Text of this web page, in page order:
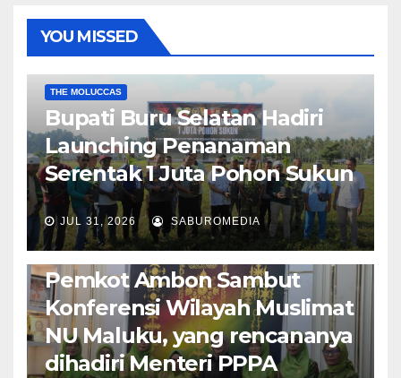
YOU MISSED
THE MOLUCCAS
Bupati Buru Selatan Hadiri
Launching Penanaman
Serentak 1 Juta Pohon Sukun
JUL 31, 2026 SABUROMEDIA
AMBON METRO JURNALISME AKTIVIS
POLITIK & PEMERINTAHAN
Pemkot Ambon Sambut
Konferensi Wilayah Muslimat
NU Maluku, yang rencananya
dihadiri Menteri PPPA